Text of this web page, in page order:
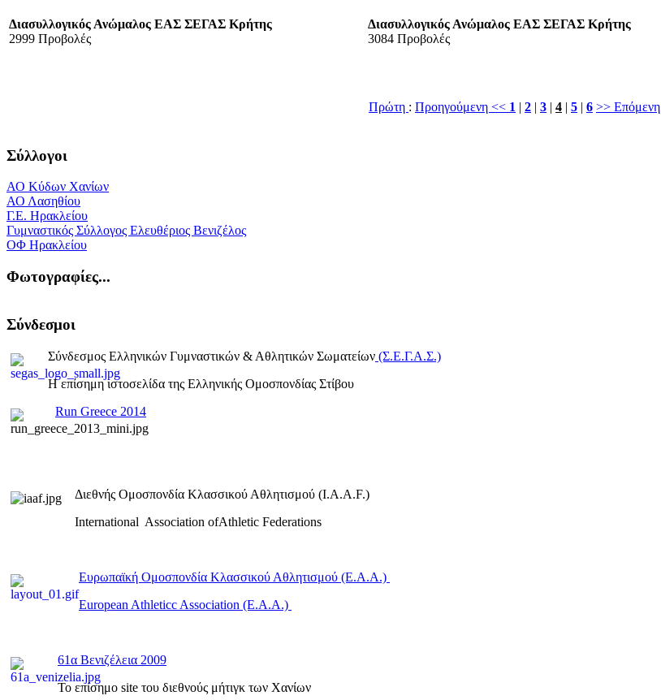
Διασυλλογικός Ανώμαλος ΕΑΣ ΣΕΓΑΣ Κρήτης
2999 Προβολές
Διασυλλογικός Ανώμαλος ΕΑΣ ΣΕΓΑΣ Κρήτης
3084 Προβολές
Πρώτη : Προηγούμενη << 1 | 2 | 3 | 4 | 5 | 6 >> Επόμενη
Σύλλογοι
ΑΟ Κύδων Χανίων
ΑΟ Λασηθίου
Γ.Ε. Ηρακλείου
Γυμναστικός Σύλλογος Ελευθέριος Βενιζέλος
ΟΦ Ηρακλείου
Φωτογραφίες...
Σύνδεσμοι
Σύνδεσμος Ελληνικών Γυμναστικών & Αθλητικών Σωματείων (Σ.Ε.Γ.Α.Σ.)
Η επίσημη ιστοσελίδα της Ελληνικής Ομοσπονδίας Στίβου
Run Greece 2014
Διεθνής Ομοσπονδία Κλασσικού Αθλητισμού (I.A.A.F.)
International Association ofAthletic Federations
Ευρωπαϊκή Ομοσπονδία Κλασσικού Αθλητισμού (E.A.A.)
European Athleticc Association (E.A.A.)
61α Βενιζέλεια 2009
To επίσημο site του διεθνούς μήτιγκ των Χανίων